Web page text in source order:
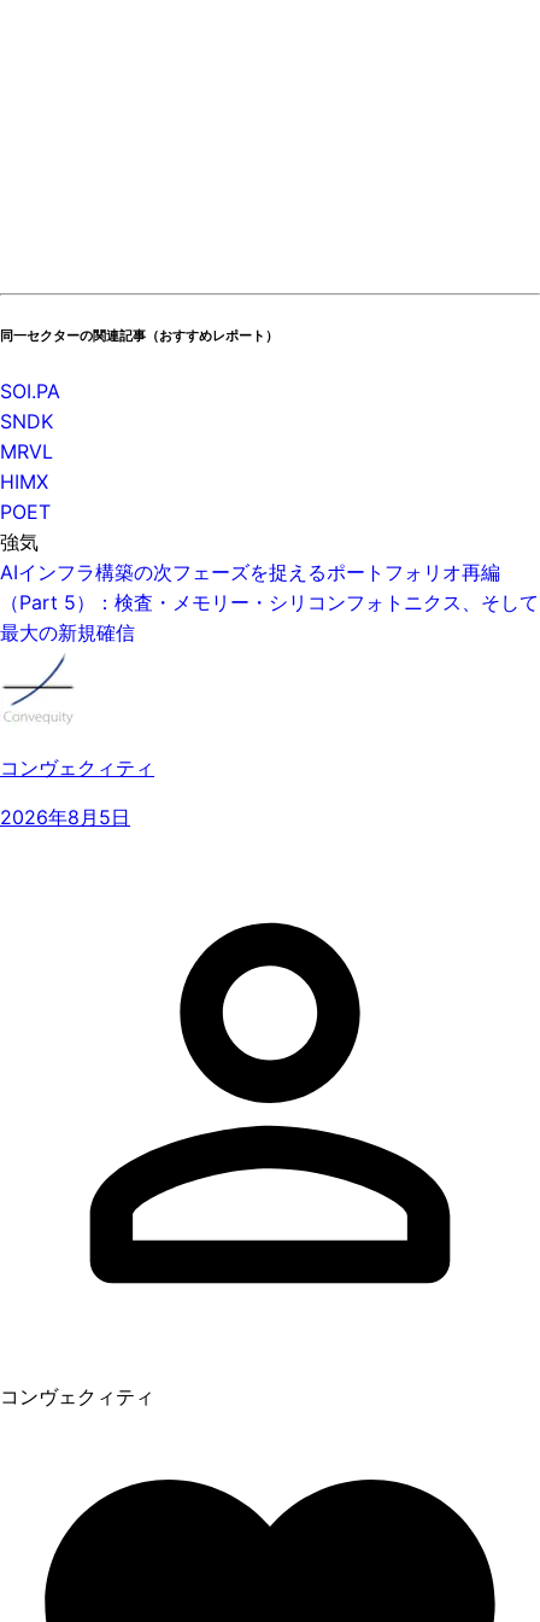
同一セクターの関連記事（おすすめレポート）
SOI.PA
SNDK
MRVL
HIMX
POET
強気
AIインフラ構築の次フェーズを捉えるポートフォリオ再編
（Part 5）：検査・メモリー・シリコンフォトニクス、そして
最大の新規確信
コンヴェクィティ
2026年8月5日
コンヴェクィティ